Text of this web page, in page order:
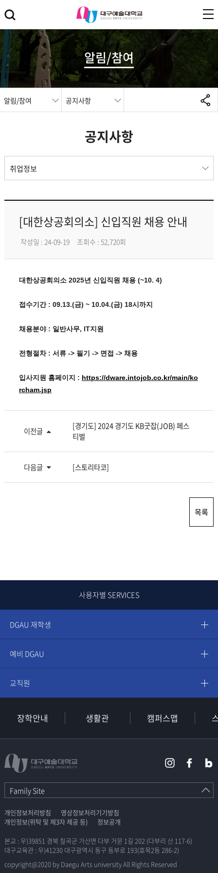
알림/참여
알림/참여 공지사항
공지사항
취업정보
[대한상공회의소] 신입직원 채용 안내
작성일 : 24-09-19 조회수 : 52,720회
대한상공회의소 2025년 신입직원 채용 (~10. 4)
접수기간 : 09.13.(금) ~ 10.04.(금) 18시까지
채용분야 : 일반사무, IT지원
전형절차 : 서류 -> 필기 -> 면접 -> 채용
입사지원 홈페이지 : https://dware.intojob.co.kr/main/ko
rcham.jsp
이전글
[경기도] 2024 경기도 KB굿잡(JOB) 페스
티벌
다음글 [스토리타코]
목록
사용자별 SERVICES
DGAU 재학생
예비 DGAU
교직원
장학안내 생활관 캠퍼스맵
Family Site
개인정보처리방침
영상정보처리기기방침
개인정보(위탁 및 제3자 제공 등)
정보공개
본교 : 우)39851 경북 칠곡군 가산면 다부 거문 1길 202 (다부리 산 117-6)
대구교육관 : 우)41230 대구광역시 동구 동부로 193(효목2동 286-2)
copyright@2020 by Daegu Arts university All Rights Reserved